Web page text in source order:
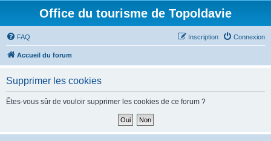
Office du tourisme de Topoldavie
FAQ Connexion
Inscription
Accueil du forum
Supprimer les cookies
Êtes-vous sûr de vouloir supprimer les cookies de ce forum ?